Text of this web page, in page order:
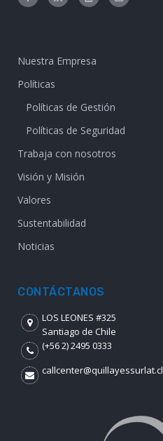
Nuestra Empresa
Políticas
Políticas de Gestión
Políticas de Seguridad
Trabaja con nosotros
Visión y Misión
Valores
Sustentabilidad
Noticias
CONTÁCTANOS
LOS LEONES #325
Santiago de Chile
(+56 2) 2495 0333
callcenter@quillayessurlat.cl